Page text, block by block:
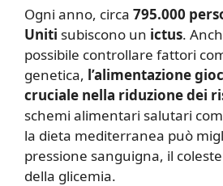
Ogni anno, circa 795.000
Uniti subiscono un ictus.
possibile controllare fattori
genetica, l’alimentazione
cruciale nella riduzione dei
schemi alimentari salutari
la dieta mediterranea può
pressione sanguigna, il
della glicemia.